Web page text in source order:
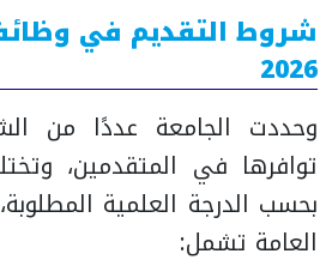
شروط التقديم في
2026
وحددت الجامعة عددًا من
توافرها في المتقدمين،
بحسب الدرجة العلمية
العامة تشمل: